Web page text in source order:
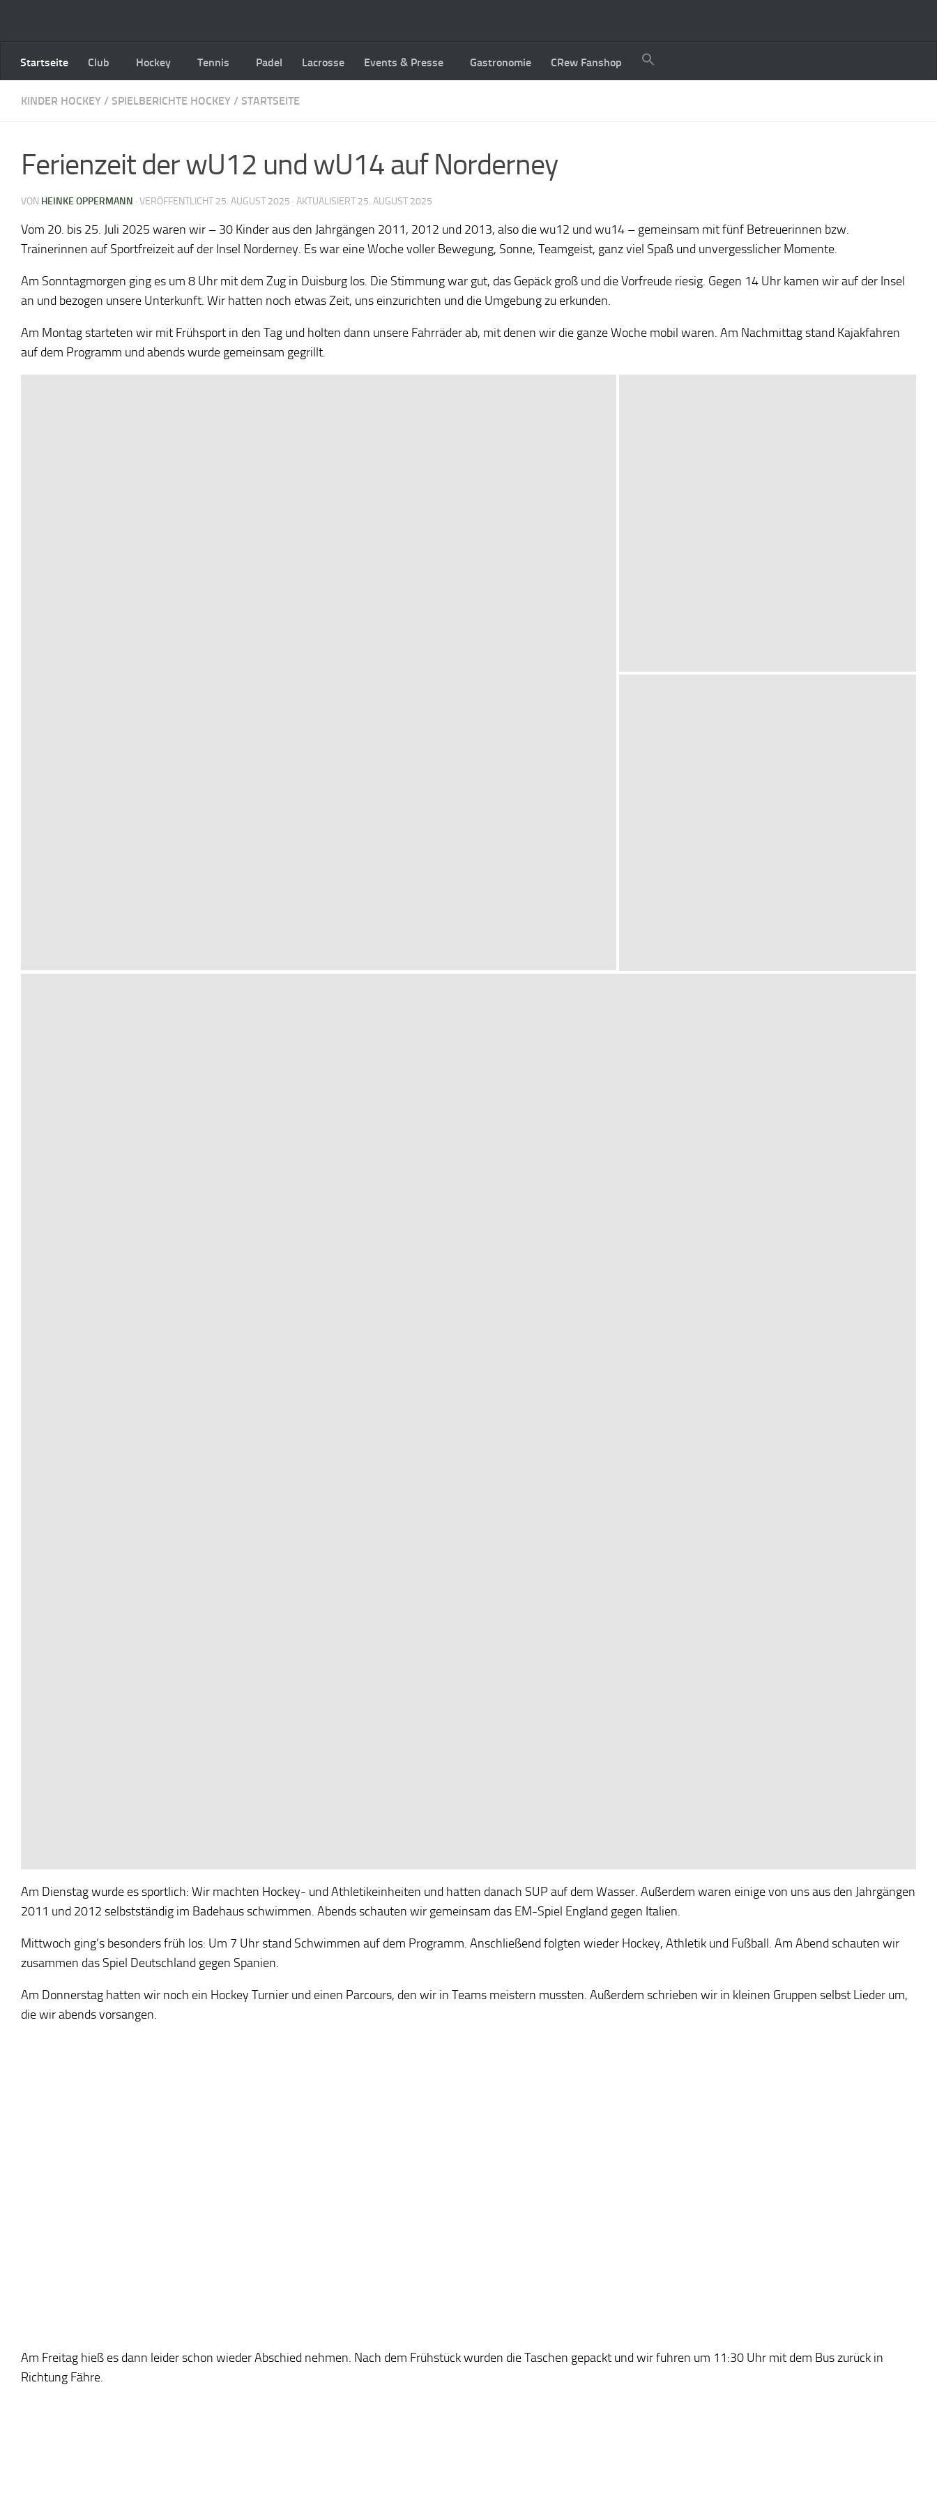
Startseite Club Hockey Tennis Padel Lacrosse Events & Presse Gastronomie CRew Fanshop
KINDER HOCKEY / SPIELBERICHTE HOCKEY / STARTSEITE
Ferienzeit der wU12 und wU14 auf Norderney
VON HEINKE OPPERMANN · VERÖFFENTLICHT 25. AUGUST 2025 · AKTUALISIERT 25. AUGUST 2025
Vom 20. bis 25. Juli 2025 waren wir – 30 Kinder aus den Jahrgängen 2011, 2012 und 2013, also die wu12 und wu14 – gemeinsam mit fünf Betreuerinnen bzw.
Trainerinnen auf Sportfreizeit auf der Insel Norderney. Es war eine Woche voller Bewegung, Sonne, Teamgeist, ganz viel Spaß und unvergesslicher Momente.
Am Sonntagmorgen ging es um 8 Uhr mit dem Zug in Duisburg los. Die Stimmung war gut, das Gepäck groß und die Vorfreude riesig. Gegen 14 Uhr kamen wir auf der Insel
an und bezogen unsere Unterkunft. Wir hatten noch etwas Zeit, uns einzurichten und die Umgebung zu erkunden.
Am Montag starteten wir mit Frühsport in den Tag und holten dann unsere Fahrräder ab, mit denen wir die ganze Woche mobil waren. Am Nachmittag stand Kajakfahren
auf dem Programm und abends wurde gemeinsam gegrillt.
Am Dienstag wurde es sportlich: Wir machten Hockey- und Athletikeinheiten und hatten danach SUP auf dem Wasser. Außerdem waren einige von uns aus den Jahrgängen
2011 und 2012 selbstständig im Badehaus schwimmen. Abends schauten wir gemeinsam das EM-Spiel England gegen Italien.
Mittwoch ging’s besonders früh los: Um 7 Uhr stand Schwimmen auf dem Programm. Anschließend folgten wieder Hockey, Athletik und Fußball. Am Abend schauten wir
zusammen das Spiel Deutschland gegen Spanien.
Am Donnerstag hatten wir noch ein Hockey Turnier und einen Parcours, den wir in Teams meistern mussten. Außerdem schrieben wir in kleinen Gruppen selbst Lieder um,
die wir abends vorsangen.
Am Freitag hieß es dann leider schon wieder Abschied nehmen. Nach dem Frühstück wurden die Taschen gepackt und wir fuhren um 11:30 Uhr mit dem Bus zurück in
Richtung Fähre.